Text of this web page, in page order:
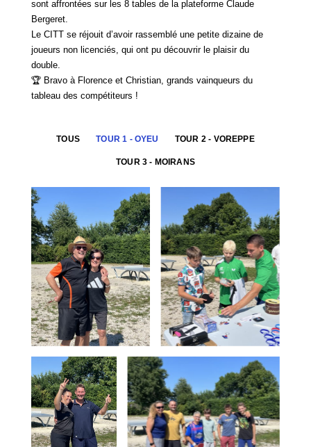
sont affrontées sur les 8 tables de la plateforme Claude
Bergeret.
Le CITT se réjouit d’avoir rassemblé une petite dizaine de
joueurs non licenciés, qui ont pu découvrir le plaisir du
double.
🏆 Bravo à Florence et Christian, grands vainqueurs du
tableau des compétiteurs !
TOUS TOUR 1 - OYEU TOUR 2 - VOREPPE
TOUR 3 - MOIRANS